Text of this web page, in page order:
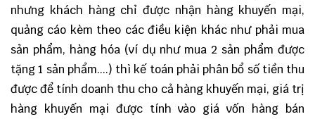
nhưng khách hàng chỉ được nhận hàng khuyến mại,
quảng cáo kèm theo các điều kiện khác như phải mua
sản phẩm, hàng hóa (ví dụ như mua 2 sản phẩm được
tặng 1 sản phẩm....) thì kế toán phải phân bổ số tiền thu
được để tính doanh thu cho cả hàng khuyến mại, giá trị
hàng khuyến mại được tính vào giá vốn hàng bán